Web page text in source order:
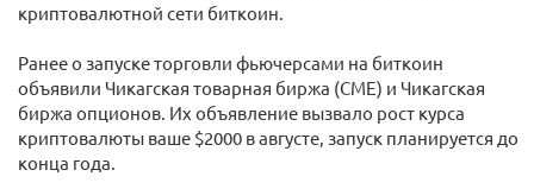
криптовалютной сети биткоин.
Ранее о запуске торговли фьючерсами на биткоин
объявили Чикагская товарная биржа (CME) и Чикагская
биржа опционов. Их объявление вызвало рост курса
криптовалюты ваше $2000 в августе, запуск планируется до
конца года.